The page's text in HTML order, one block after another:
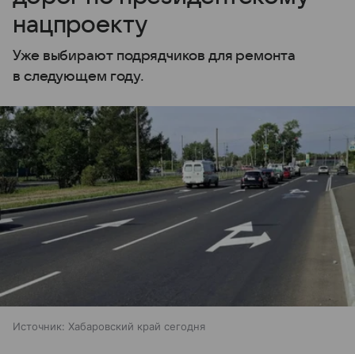
нацпроекту
Уже выбирают подрядчиков для ремонта
в следующем году.
Источник: Хабаровский край сегодня